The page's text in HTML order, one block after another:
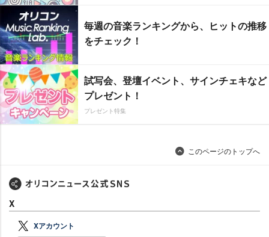
毎週の音楽ランキングから、ヒットの推移
をチェック！
試写会、登壇イベント、サインチェキなど
プレゼント！
プレゼント特集
このページのトップへ
X
Xアカウント